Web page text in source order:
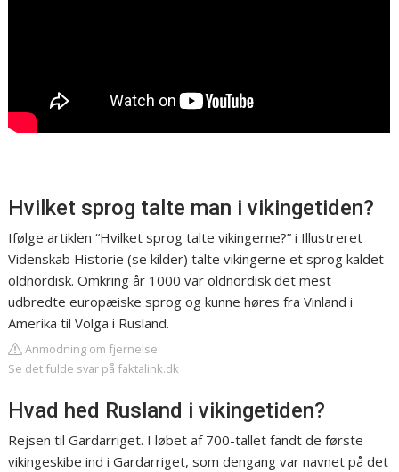
Hvilket sprog talte man i vikingetiden?
Ifølge artiklen “Hvilket sprog talte vikingerne?” i Illustreret
Videnskab Historie (se kilder) talte vikingerne et sprog kaldet
oldnordisk. Omkring år 1000 var oldnordisk det mest
udbredte europæiske sprog og kunne høres fra Vinland i
Amerika til Volga i Rusland.
Anmodning om fjernelse
Se det fulde svar på faktalink.dk
Hvad hed Rusland i vikingetiden?
Rejsen til Gardarriget. I løbet af 700-tallet fandt de første
vikingeskibe ind i Gardarriget, som dengang var navnet på det